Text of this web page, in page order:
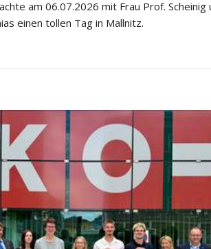
am 06.07.2026 mit Frau Prof. Scheinig
einen tollen Tag in Mallnitz.